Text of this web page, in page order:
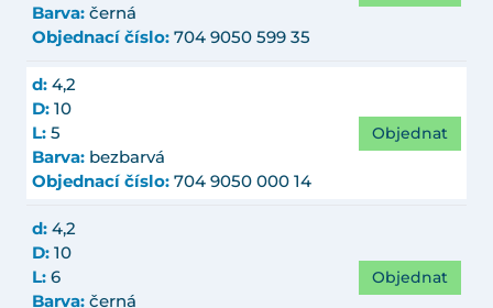
Barva: černá
Objednací číslo: 704 9050 599 35
d: 4,2
D: 10
L: 5
Barva: bezbarvá
Objednací číslo: 704 9050 000 14
Objednat
d: 4,2
D: 10
L: 6
Barva: černá
Objednat